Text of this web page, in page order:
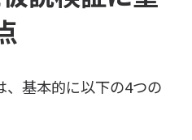
、基本的に以下の4つの